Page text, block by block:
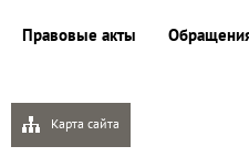
Правовые акты
Карта сайта